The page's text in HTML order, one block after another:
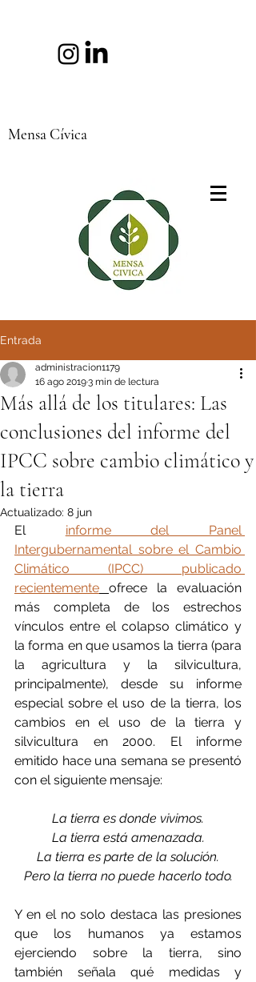
Mensa Cívica
Entrada
Más allá de los titulares: Las
conclusiones del informe del
IPCC sobre cambio climático y
la tierra
administracion1179
16 ago 20193 min de lectura
Actualizado: 8 jun
El informe del Panel
Intergubernamental sobre el Cambio
Climático (IPCC) publicado
recientemente
ofrece la evaluación
más completa de los estrechos
vínculos entre el colapso climático y
la forma en que usamos la tierra (para
la agricultura y la silvicultura,
principalmente), desde su informe
especial sobre el uso de la tierra, los
cambios en el uso de la tierra y
silvicultura en 2000. El informe
emitido hace una semana se presentó
con el siguiente mensaje:
La tierra es donde vivimos.
La tierra está amenazada.
La tierra es parte de la solución.
Pero la tierra no puede hacerlo todo.
Y en el no solo destaca las presiones
que los humanos ya estamos
ejerciendo sobre la tierra, sino
también señala qué medidas y